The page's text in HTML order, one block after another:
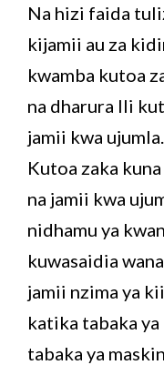
Na hizi faida
kijamii au za
kwamba kutoa
na dharura Ili
jamii kwa ujumla.
Kutoa zaka
na jamii kwa
nidhamu ya
kuwasaidia
jamii nzima ya
katika tabaka
tabaka ya